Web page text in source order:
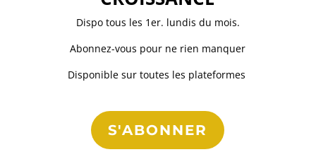
Dispo tous les 1er. lundis du mois.
Abonnez-vous pour ne rien manquer
Disponible sur toutes les plateformes
S'ABONNER